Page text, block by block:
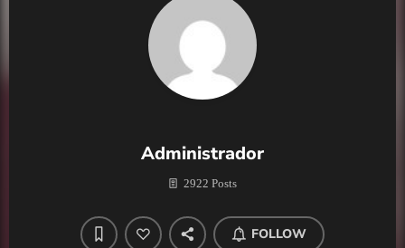
Administrador
2922 Posts
FOLLOW